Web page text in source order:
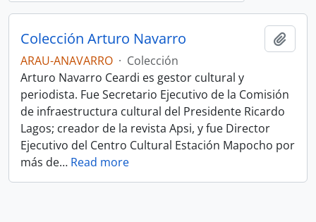
Colección Arturo Navarro
ARAU-ANAVARRO · Colección
Arturo Navarro Ceardi es gestor cultural y
periodista. Fue Secretario Ejecutivo de la Comisión
de infraestructura cultural del Presidente Ricardo
Lagos; creador de la revista Apsi, y fue Director
Ejecutivo del Centro Cultural Estación Mapocho por
más de… Read more